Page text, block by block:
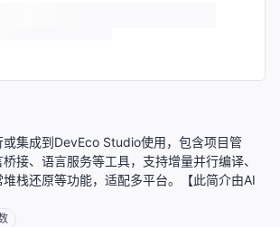
集成到DevEco Studio使用，包含项目管
接、语言服务等工具，支持增量并行编译、
栈还原等功能，适配多平台。【此简介由AI